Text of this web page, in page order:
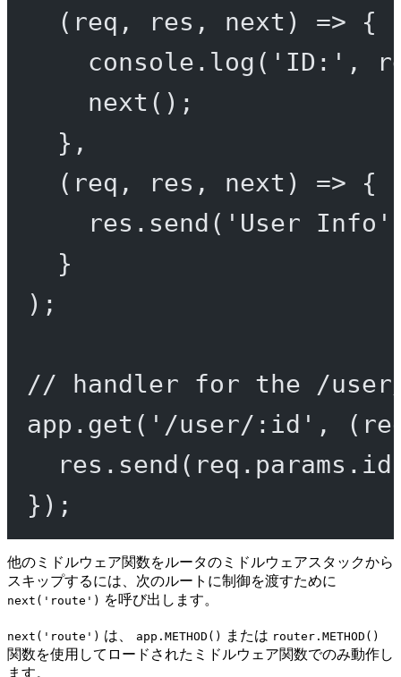
( req , res , next ) => {
console. log ( 'ID:' ,
next ();
},
( req , res , next ) => {
res. send ( 'User Info'
}
);
// handler for the /
app. get ( '/user/:id' , (
res. send
});
他のミドルウェア関数をルータのミドルウェアスタックから
スキップするには、次のルートに制御を渡すために
next('route') を呼び出します。
next('route') は、 app.METHOD() または router.METHOD()
関数を使用してロードされたミドルウェア関数でのみ動作し
ます。